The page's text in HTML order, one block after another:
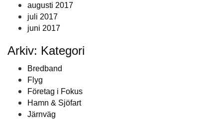
augusti 2017
juli 2017
juni 2017
Arkiv: Kategori
Bredband
Flyg
Företag i Fokus
Hamn & Sjöfart
Järnväg